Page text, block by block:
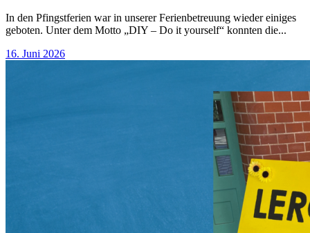
In den Pfingstferien war in unserer Ferienbetreuung wieder einiges
geboten. Unter dem Motto „DIY – Do it yourself“ konnten die...
16. Juni 2026